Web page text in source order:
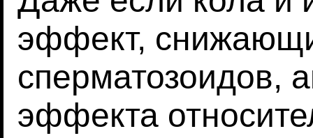
эффект,
сперматозоидов,
эффекта